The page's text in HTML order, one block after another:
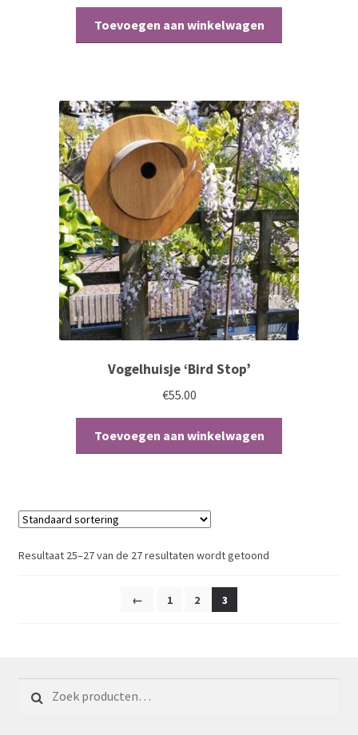
Toevoegen aan winkelwagen
Vogelhuisje ‘Bird Stop’
€55.00
Toevoegen aan winkelwagen
Resultaat 25–27 van de 27 resultaten wordt getoond
← 1 2 3
Zoeken voor: